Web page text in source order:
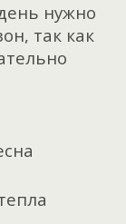
нужно
так как